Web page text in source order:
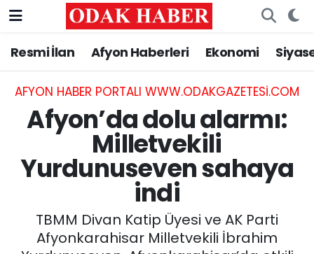
Resmi İlan Afyon Haberleri Ekonomi
AFYON HABER PORTALI WWW.ODAKGAZETESI.COM
Afyon’da dolu alarmı:
Milletvekili
Yurdunuseven sahaya
indi
TBMM Divan Katip Üyesi ve AK Parti
Afyonkarahisar Milletvekili İbrahim
AFYONKARAHİSAR HABERLERİ
Resmi İlan
ASAYİŞ
GÜNCEL
EĞİTİM
Nöbetçi Eczaneler
Hava Durumu
Trafik Durumu
Süper Lig Puan Durumu ve Fikstür
Son Dakika Haberleri